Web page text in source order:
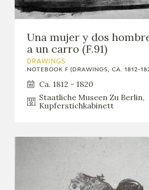
Una mujer y dos
a un carro (F.91)
DRAWINGS
NOTEBOOK F (DRAWINGS, CA. 1812-
Ca. 1812 - 1820
Staatliche Museen Zu Berlin,
Kupferstichkabinett